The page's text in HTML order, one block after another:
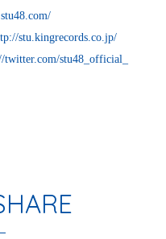
stu.kingrecords.co.jp/
twitter.com/stu48_official_